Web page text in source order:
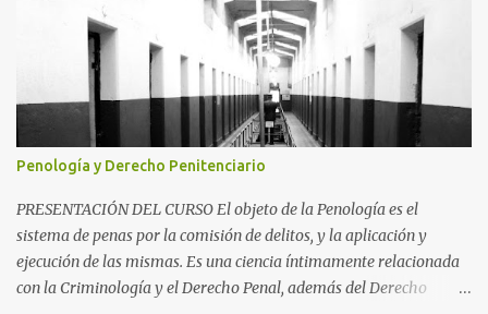
Penología y Derecho Penitenciario
PRESENTACIÓN DEL CURSO El objeto de la Penología es el
sistema de penas por la comisión de delitos, y la aplicación y
ejecución de las mismas. Es una ciencia íntimamente relacionada
con la Criminología y el Derecho Penal, además del Derecho